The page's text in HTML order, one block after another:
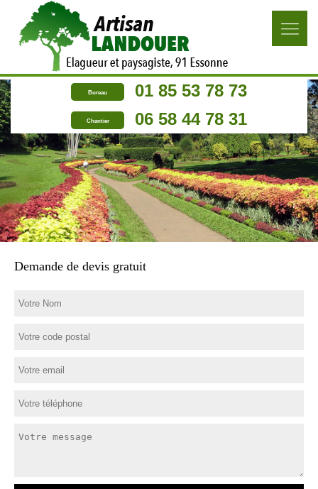
Bureau 01 85 53 78 73
Chantier 06 58 44 78 31
Demande de devis gratuit